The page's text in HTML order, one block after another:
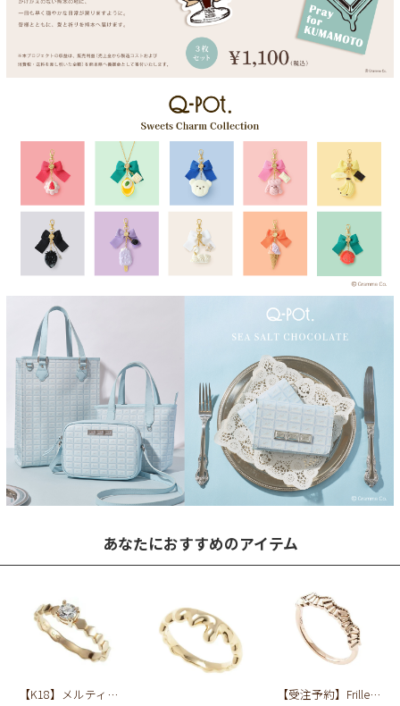
あなたにおすすめのアイテム
【K18】メルティーハニーダイヤモンド リング【オーダージュエリー】【受注予約】 【受注予約】Frilled Cream Ring(K10-Pink Gold)